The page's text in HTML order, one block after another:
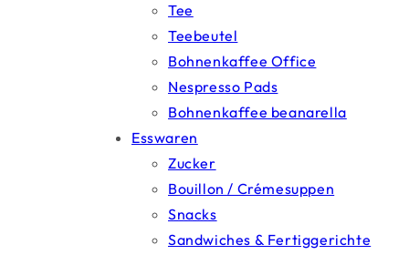
Tee
Teebeutel
Bohnenkaffee Office
Nespresso Pads
Bohnenkaffee beanarella
Esswaren
Zucker
Bouillon / Crémesuppen
Snacks
Sandwiches & Fertiggerichte